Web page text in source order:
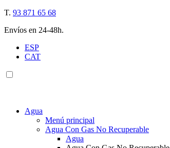
T. 93 871 65 68
Envíos en 24-48h.
ESP
CAT
Agua
Menú principal
Agua Con Gas No Recuperable
Agua